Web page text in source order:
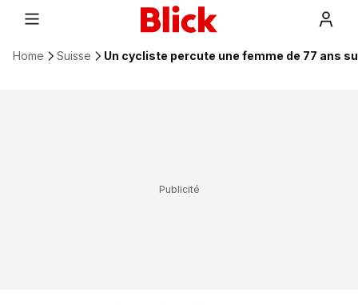
Home Suisse Un cycliste percute une femme de 77 ans